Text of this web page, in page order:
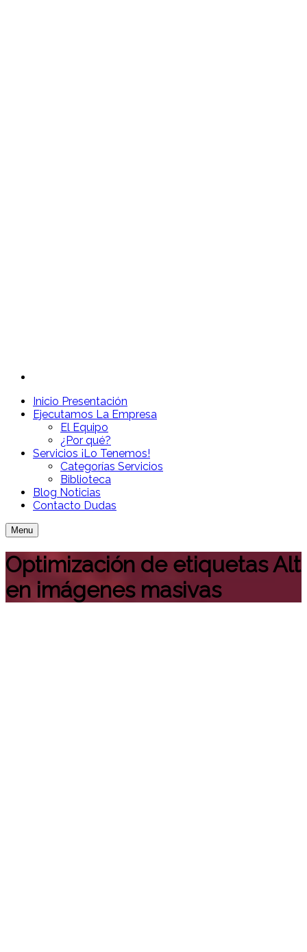
Inicio Presentación
Ejecutamos La Empresa
El Equipo
¿Por qué?
Servicios ¡Lo Tenemos!
Categorías Servicios
Biblioteca
Blog Noticias
Contacto Dudas
Menu
Optimización de etiquetas Alt
en imágenes masivas